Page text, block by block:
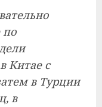
по
Китае с
в Турции
в